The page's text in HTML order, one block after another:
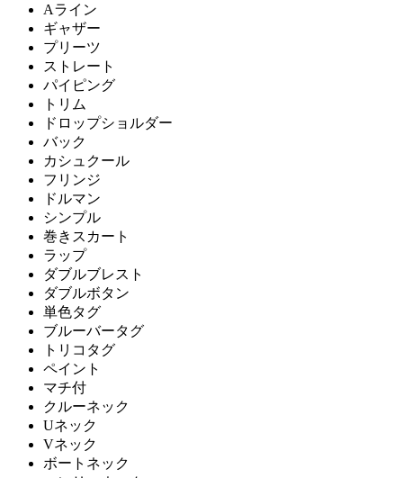
Aライン
ギャザー
プリーツ
ストレート
パイピング
トリム
ドロップショルダー
バック
カシュクール
フリンジ
ドルマン
シンプル
巻きスカート
ラップ
ダブルブレスト
ダブルボタン
単色タグ
ブルーバータグ
トリコタグ
ペイント
マチ付
クルーネック
Uネック
Vネック
ボートネック